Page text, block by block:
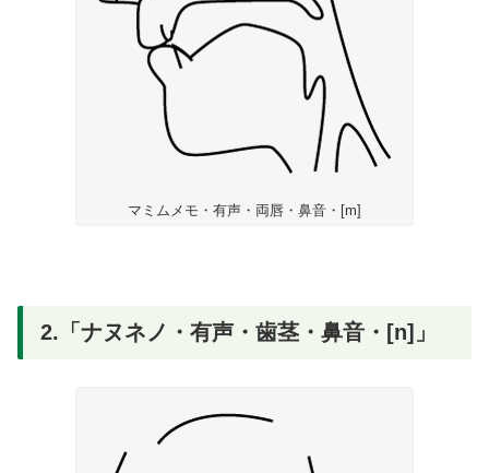
マミムメモ・有声・両唇・鼻音・[m]
2.「ナヌネノ・有声・歯茎・鼻音・[n]」